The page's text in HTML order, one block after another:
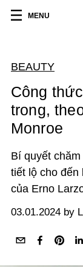
MENU
BEAUTY
Công
trong,
Monroe
Bí quyết
tiết lộ cho
của Erno
03.01.2024 by